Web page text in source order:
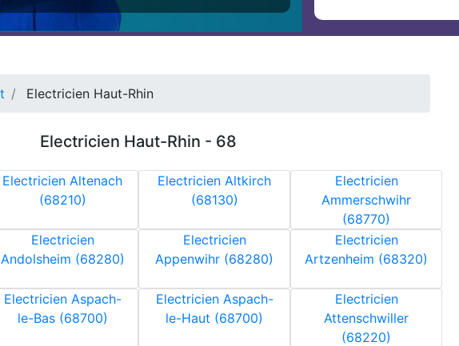
Electricien Haut-Rhin
Electricien Haut-Rhin - 68
Electricien Altenach
(68210)
Electricien Altkirch
(68130)
Electricien
Ammerschwihr
(68770)
Electricien
Andolsheim (68280)
Electricien
Appenwihr (68280)
Electricien
Artzenheim (68320)
Electricien Aspach-
le-Bas (68700)
Electricien Aspach-
le-Haut (68700)
Electricien
Attenschwiller
(68220)